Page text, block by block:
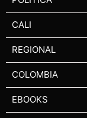
CALI
REGIONAL
COLOMBIA
EBOOKS